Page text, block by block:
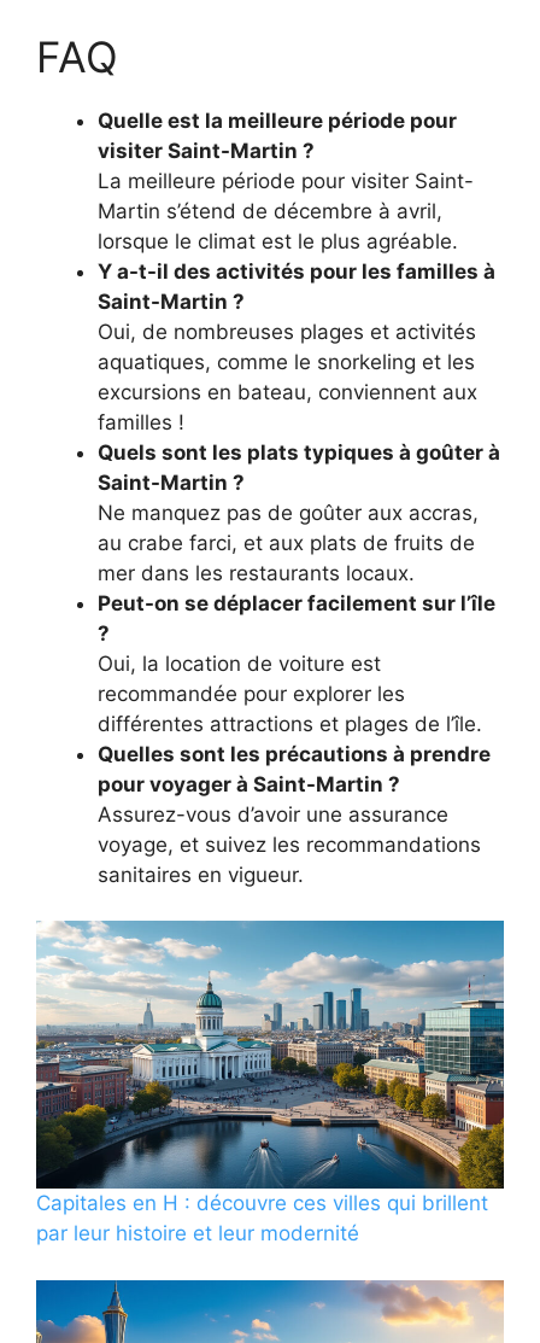
FAQ
Quelle est la meilleure période pour
visiter Saint-Martin ?
La meilleure période pour visiter Saint-
Martin s’étend de décembre à avril,
lorsque le climat est le plus agréable.
Y a-t-il des activités pour les familles à
Saint-Martin ?
Oui, de nombreuses plages et activités
aquatiques, comme le snorkeling et les
excursions en bateau, conviennent aux
familles !
Quels sont les plats typiques à goûter à
Saint-Martin ?
Ne manquez pas de goûter aux accras,
au crabe farci, et aux plats de fruits de
mer dans les restaurants locaux.
Peut-on se déplacer facilement sur l’île
?
Oui, la location de voiture est
recommandée pour explorer les
différentes attractions et plages de l’île.
Quelles sont les précautions à prendre
pour voyager à Saint-Martin ?
Assurez-vous d’avoir une assurance
voyage, et suivez les recommandations
sanitaires en vigueur.
Capitales en H : découvre ces villes qui brillent
par leur histoire et leur modernité